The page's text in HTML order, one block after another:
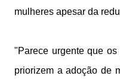
mulheres apesar da
"Parece urgente que
priorizem a adoção de